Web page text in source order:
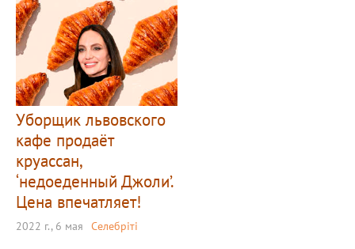
Уборщик львовского
кафе продаёт
круассан,
‘недоеденный Джоли’.
Цена впечатляет!
2022 г., 6 мая Селебріті